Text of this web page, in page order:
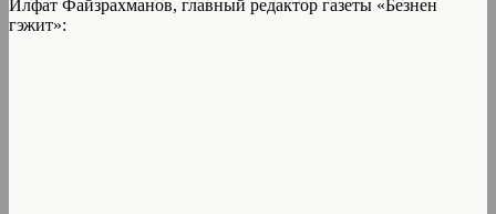
Илфат Файзрахманов, главный редактор газеты «Безнен
гэжит»: